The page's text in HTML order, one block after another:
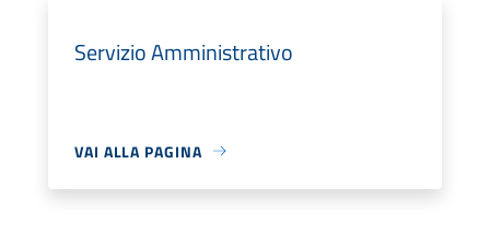
Servizio Amministrativo
VAI ALLA PAGINA